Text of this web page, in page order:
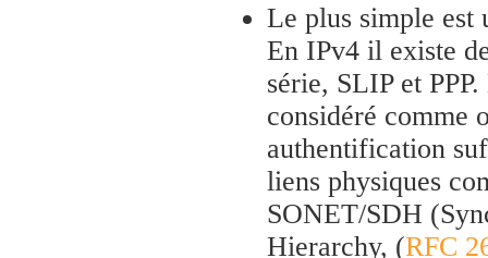
Le plus simple est
En IPv4 il existe
série, SLIP et
considéré comme
authentification
liens physiques
SONET/SDH
Hierarchy, (RFC